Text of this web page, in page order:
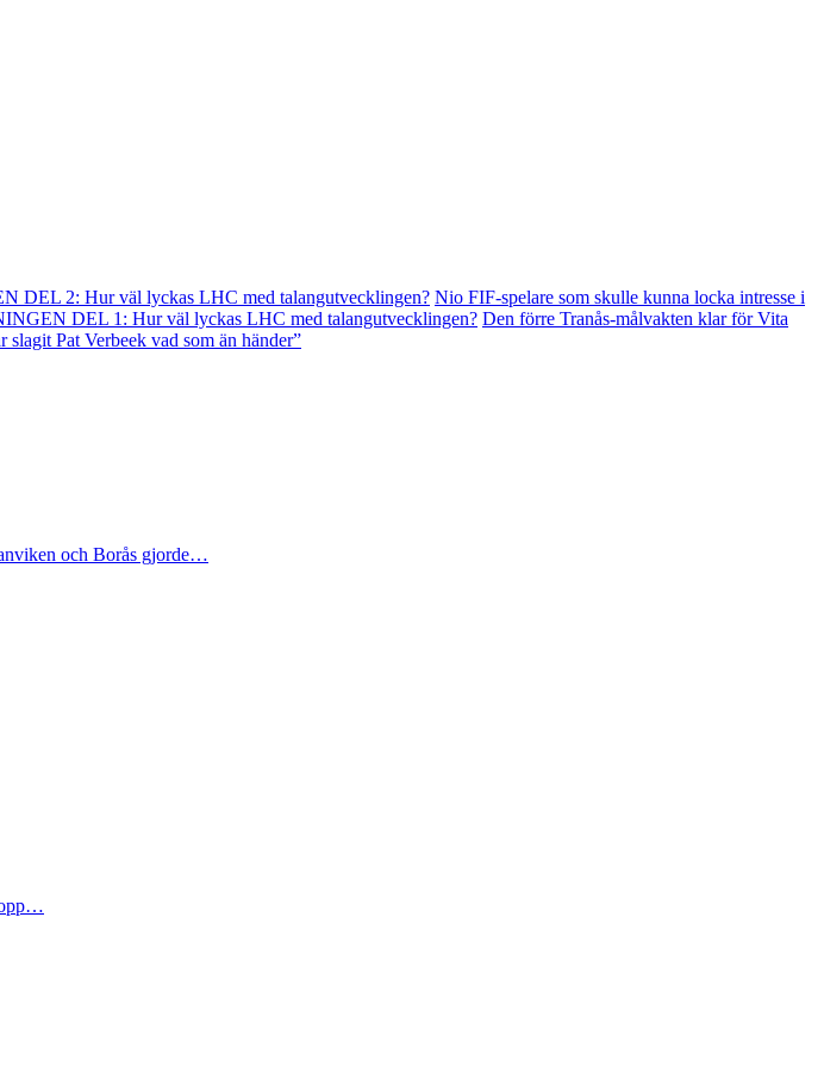
DEL 2: Hur väl lyckas LHC med talangutvecklingen? Nio FIF-spelare som skulle kunna locka intresse i
DEL 1: Hur väl lyckas LHC med talangutvecklingen? Den förre Tranås-målvakten klar för Vita
slagit Pat Verbeek vad som än händer”
och Borås gjorde…